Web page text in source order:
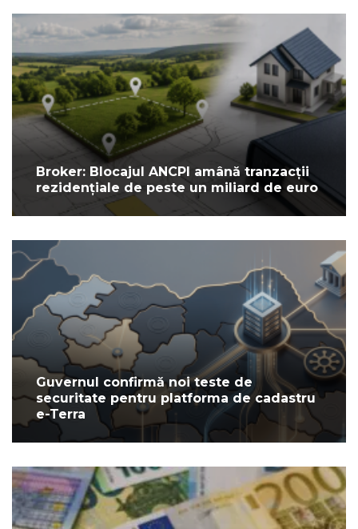
Broker: Blocajul ANCPI amână tranzacții
rezidențiale de peste un miliard de euro
Guvernul confirmă noi teste de
securitate pentru platforma de cadastru
e-Terra